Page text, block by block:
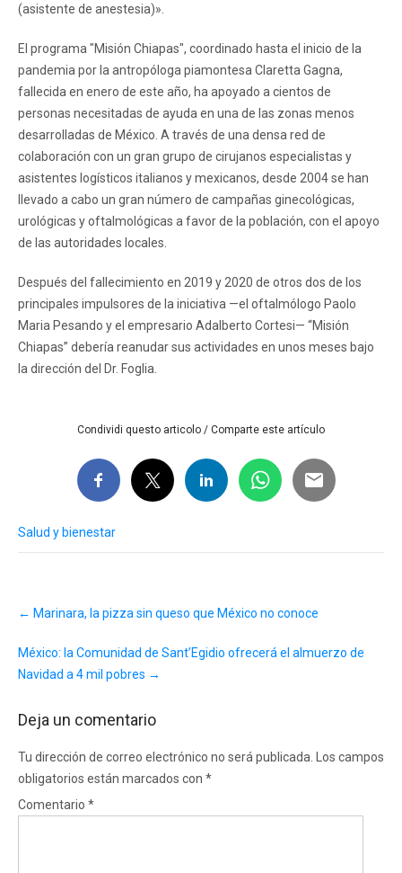
(asistente de anestesia)».
El programa "Misión Chiapas", coordinado hasta el inicio de la
pandemia por la antropóloga piamontesa Claretta Gagna,
fallecida en enero de este año, ha apoyado a cientos de
personas necesitadas de ayuda en una de las zonas menos
desarrolladas de México. A través de una densa red de
colaboración con un gran grupo de cirujanos especialistas y
asistentes logísticos italianos y mexicanos, desde 2004 se han
llevado a cabo un gran número de campañas ginecológicas,
urológicas y oftalmológicas a favor de la población, con el apoyo
de las autoridades locales.
Después del fallecimiento en 2019 y 2020 de otros dos de los
principales impulsores de la iniciativa —el oftalmólogo Paolo
Maria Pesando y el empresario Adalberto Cortesi— “Misión
Chiapas” debería reanudar sus actividades en unos meses bajo
la dirección del Dr. Foglia.
Condividi questo articolo / Comparte este artículo
Salud y bienestar
navigation
← Marinara, la pizza sin queso que México no conoce
México: la Comunidad de Sant’Egidio ofrecerá el almuerzo de
Navidad a 4 mil pobres →
Deja un comentario
Tu dirección de correo electrónico no será publicada.
Los campos
obligatorios están marcados con *
Comentario *